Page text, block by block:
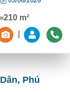
m²
Phú